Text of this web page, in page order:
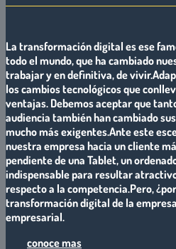
La transformación digital es ese
todo el mundo, que ha cambiado
trabajar y en definitiva, de
los cambios tecnológicos que
ventajas. Debemos aceptar que
audiencia también han cambiado
mucho más exigentes.Ante este
nuestra empresa hacia un cliente
pendiente de una Tablet, un
indispensable para resultar
respecto a la competencia.Pero,
transformación digital de la
empresarial.
conoce mas